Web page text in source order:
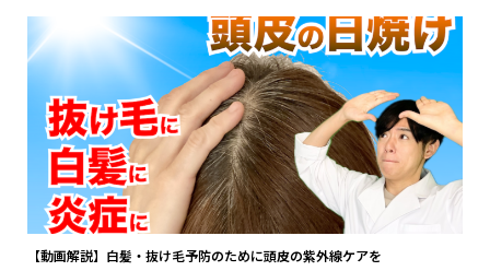
【動画解説】白髪・抜け毛予防のために頭皮の紫外線ケアを